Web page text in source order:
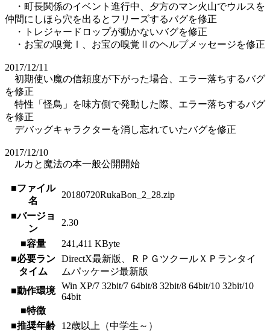
・町長関係のイベント進行中、夕方のマン火山でウルスを
仲間にしほら穴を出るとフリーズするバグを修正
・トレジャードロップが動かないバグを修正
・お宝の嗅覚Ⅰ、お宝の嗅覚Ⅱのヘルプメッセージを修正
2017/12/11
初期使い魔の信頼度が下がった場合、エラー落ちするバグ
を修正
特性「怪鳥」を味方側で発動した際、エラー落ちするバグ
を修正
デバッグキャラクターを消し忘れていたバグを修正
2017/12/10
ルカと魔法の本一般公開開始
■ファイル
名
20180720RukaBon_2_28.zip
■バージョ
ン
2.30
■容量
241,411 KByte
■必要ラン
タイム
DirectX最新版、ＲＰＧツクールＸＰランタイ
ムパッケージ最新版
■動作環境
Win XP/7 32bit/7 64bit/8 32bit/8 64bit/10 32bit/10
64bit
■特徴
■推奨年齢
12歳以上（中学生～）